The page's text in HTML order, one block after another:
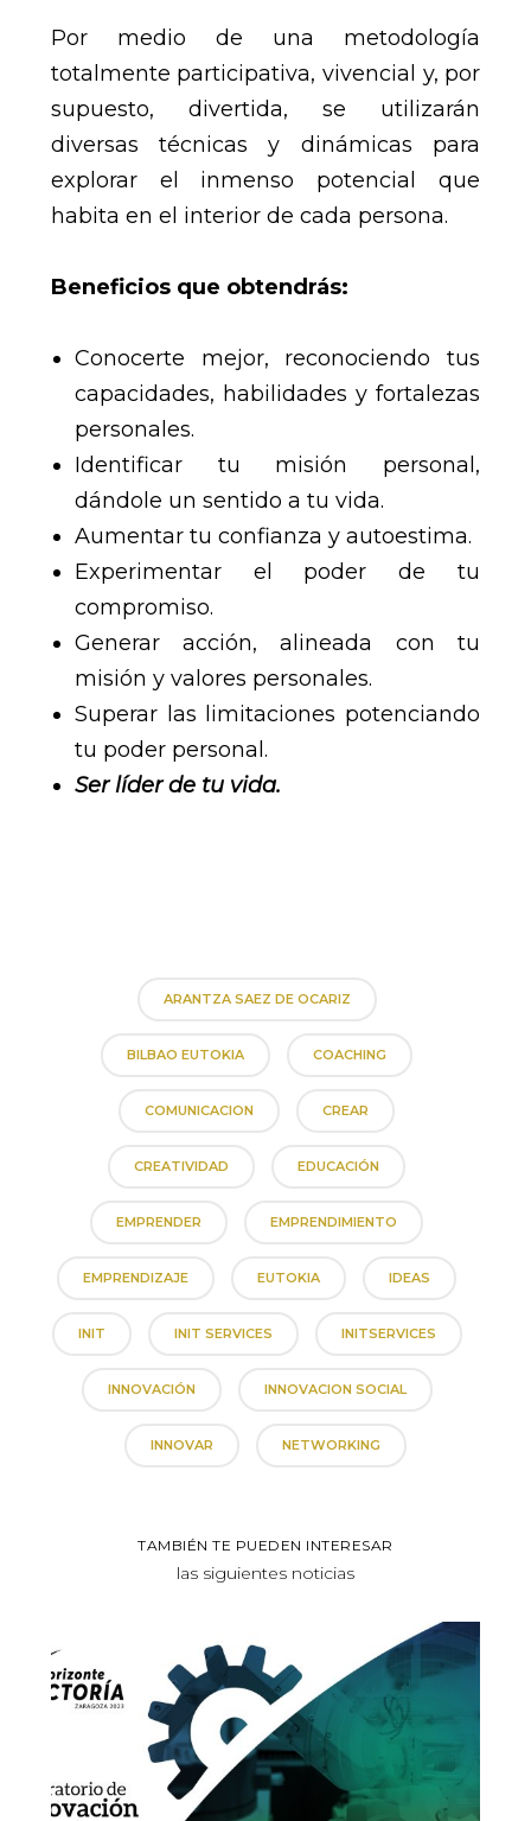
Por medio de una metodología
totalmente participativa, vivencial y, por
supuesto, divertida, se utilizarán
diversas técnicas y dinámicas para
explorar el inmenso potencial que
habita en el interior de cada persona.
Beneficios que obtendrás:
Conocerte mejor, reconociendo tus
capacidades, habilidades y fortalezas
personales.
Identificar tu misión personal,
dándole un sentido a tu vida.
Aumentar tu confianza y autoestima.
Experimentar el poder de tu
compromiso.
Generar acción, alineada con tu
misión y valores personales.
Superar las limitaciones potenciando
tu poder personal.
Ser líder de tu vida.
ARANTZA SAEZ DE OCARIZ
BILBAO EUTOKIA COACHING
COMUNICACION CREAR
CREATIVIDAD EDUCACIÓN
EMPRENDER EMPRENDIMIENTO
EMPRENDIZAJE EUTOKIA IDEAS
INIT INIT SERVICES INITSERVICES
INNOVACIÓN INNOVACION SOCIAL
INNOVAR NETWORKING
TAMBIÉN TE PUEDEN INTERESAR
las siguientes noticias